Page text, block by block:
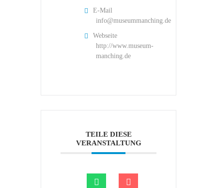
E-Mail
info@museummanching.de
Webseite
http://www.museum-
manching.de
TEILE DIESE
VERANSTALTUNG